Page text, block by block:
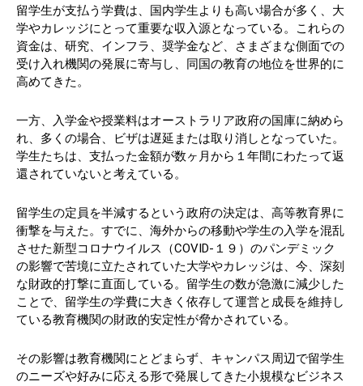
留学生が支払う学費は、国内学生よりも高い場合が多く、大
学やカレッジにとって重要な収入源となっている。これらの
資金は、研究、インフラ、奨学金など、さまざまな側面での
受け入れ機関の発展に寄与し、同国の教育の地位を世界的に
高めてきた。
一方、入学金や授業料はオーストラリア政府の国庫に納めら
れ、多くの場合、ビザは遅延または取り消しとなっていた。
学生たちは、支払った金額が数ヶ月から１年間にわたって返
還されていないと考えている。
留学生の定員を半減するという政府の決定は、高等教育界に
衝撃を与えた。すでに、海外からの移動や学生の入学を混乱
させた新型コロナウイルス（COVID-１９）のパンデミック
の影響で苦境に立たされていた大学やカレッジは、今、深刻
な財政的打撃に直面している。留学生の数が急激に減少した
ことで、留学生の学費に大きく依存して運営と成長を維持し
ている教育機関の財政的安定性が脅かされている。
その影響は教育機関にとどまらず、キャンパス周辺で留学生
のニーズや好みに応える形で発展してきた小規模なビジネス